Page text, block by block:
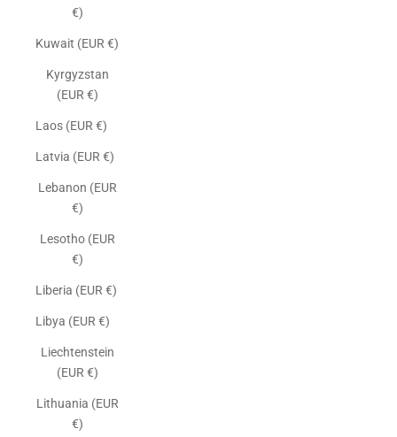
€)
Kuwait (EUR €)
Kyrgyzstan
(EUR €)
Laos (EUR €)
Latvia (EUR €)
Lebanon (EUR
€)
Lesotho (EUR
€)
Liberia (EUR €)
Libya (EUR €)
Liechtenstein
(EUR €)
Lithuania (EUR
€)